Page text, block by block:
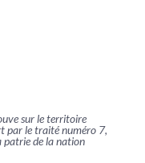
sur le territoire
par le traité numéro 7,
patrie de la nation